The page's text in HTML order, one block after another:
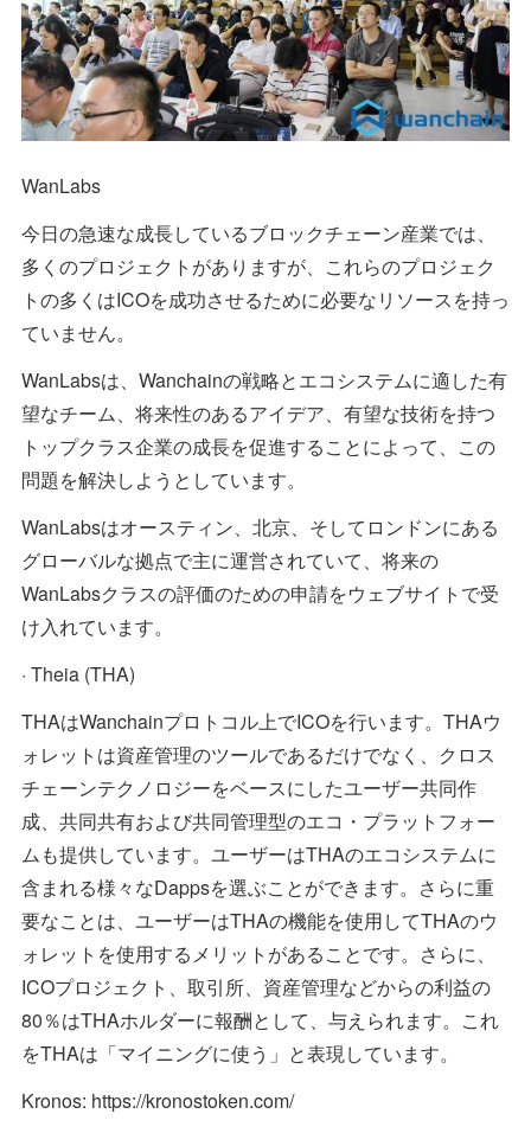
WanLabs
今日の急速な成長しているブロックチェーン産業では、
多くのプロジェクトがありますが、これらのプロジェク
トの多くはICOを成功させるために必要なリソースを持っ
ていません。
WanLabsは、Wanchainの戦略とエコシステムに適した有
望なチーム、将来性のあるアイデア、有望な技術を持つ
トップクラス企業の成長を促進することによって、この
問題を解決しようとしています。
WanLabsはオースティン、北京、そしてロンドンにある
グローバルな拠点で主に運営されていて、将来の
WanLabsクラスの評価のための申請をウェブサイトで受
け入れています。
· Theia (THA)
THAはWanchainプロトコル上でICOを行います。THAウ
ォレットは資産管理のツールであるだけでなく、クロス
チェーンテクノロジーをベースにしたユーザー共同作
成、共同共有および共同管理型のエコ・プラットフォー
ムも提供しています。ユーザーはTHAのエコシステムに
含まれる様々なDappsを選ぶことができます。さらに重
要なことは、ユーザーはTHAの機能を使用してTHAのウ
ォレットを使用するメリットがあることです。さらに、
ICOプロジェクト、取引所、資産管理などからの利益の
80％はTHAホルダーに報酬として、与えられます。これ
をTHAは「マイニングに使う」と表現しています。
Kronos: https://kronostoken.com/